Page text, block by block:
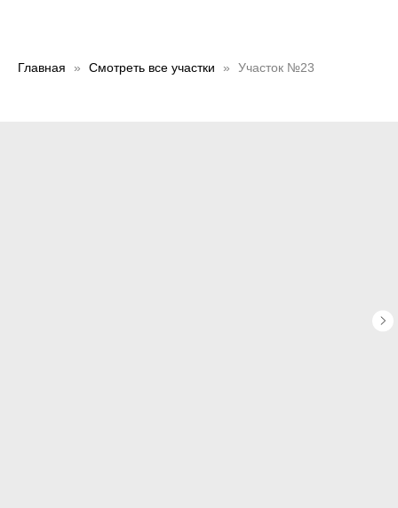
Главная Смотреть все участки Участок №23